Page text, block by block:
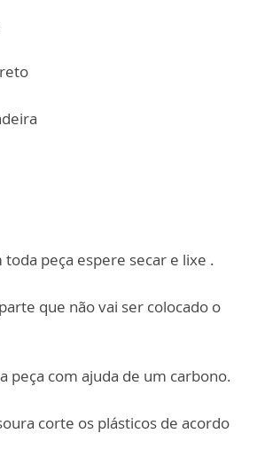
toda peça espere secar e lixe .
que não vai ser colocado o
peça com ajuda de um carbono.
corte os plásticos de acordo